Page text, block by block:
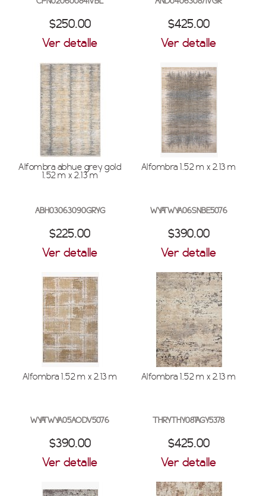
$250.00
Ver detalle
$425.00
Ver detalle
Alfombra abhue grey gold
1.52 m x 2.13 m
ABH03063090GRYG
$225.00
Ver detalle
Alfombra 1.52 m x 2.13 m
WYATWYA06SNBE5076
$390.00
Ver detalle
Alfombra 1.52 m x 2.13 m
WYATWYA05AODV5076
$390.00
Ver detalle
Alfombra 1.52 m x 2.13 m
THRYTHY08TAGY5378
$425.00
Ver detalle